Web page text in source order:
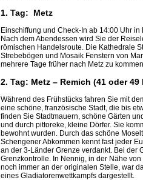
1. Tag: Metz
Einschiffung und Check-In ab 14:00 Uhr
Nach dem Abendessen wird Sie der
römischen Handelsroute. Die Kathedrale
Strebebögen und Mosaik Fenstern von
mehrere Tage früher nach Metz zu
2. Tag: Metz – Remich (41 oder 49
Während des Frühstücks fahren Sie mit
eine schöne, französische Stadt, die bis
finden Sie Stadtmauern, schöne Gärten
und durch pittoreke, kleine Dörfer. Sie
bewohnt wurden. Durch das schöne
Schengener Abkommen kennt fast jeder
an der 3-Länder Grenze verdankt. Bei
Grenzkontrolle. In Nennig, in der Nähe
noch immer an der originalen Stelle, war
eines Gladiatorenwettkampfs dargestellt.